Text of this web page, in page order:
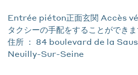
Entrée piéton正面玄関 Accès
タクシーの手配をすることができ
住所 ： 84 boulevard de la
Neuilly-Sur-Seine